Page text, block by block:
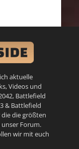
aktuelle
Videos und
, Battlefield
& Battlefield
die größten
unser Forum.
wir mit euch